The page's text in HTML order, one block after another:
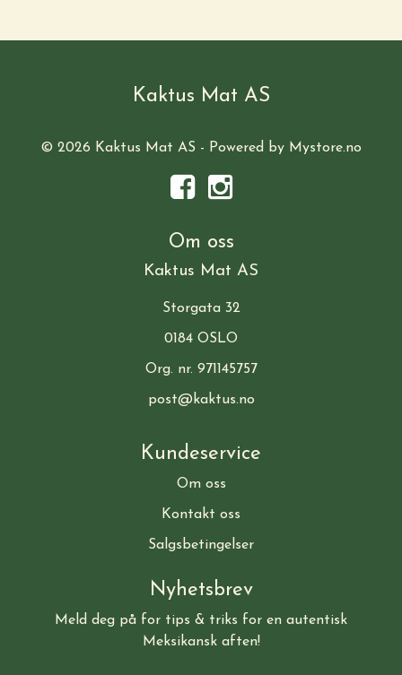
Kaktus Mat AS
© 2026 Kaktus Mat AS - Powered by Mystore.no
Om oss
Kaktus Mat AS
Storgata 32
0184 OSLO
Org. nr. 971145757
post@kaktus.no
Kundeservice
Om oss
Kontakt oss
Salgsbetingelser
Nyhetsbrev
Meld deg på for tips & triks for en autentisk
Meksikansk aften!